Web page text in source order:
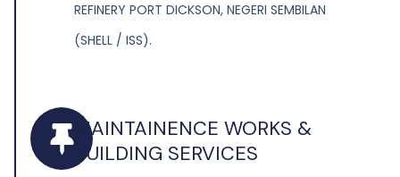
REFINERY PORT DICKSON, NEGERI SEMBILAN
(SHELL / ISS).
MAINTAINENCE WORKS &
BUILDING SERVICES